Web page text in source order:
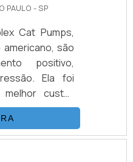
PAULO - SP
Cat Pumps,
são
positivo,
Ela foi
custo-
pulsação, a
matérias de
tolerância.